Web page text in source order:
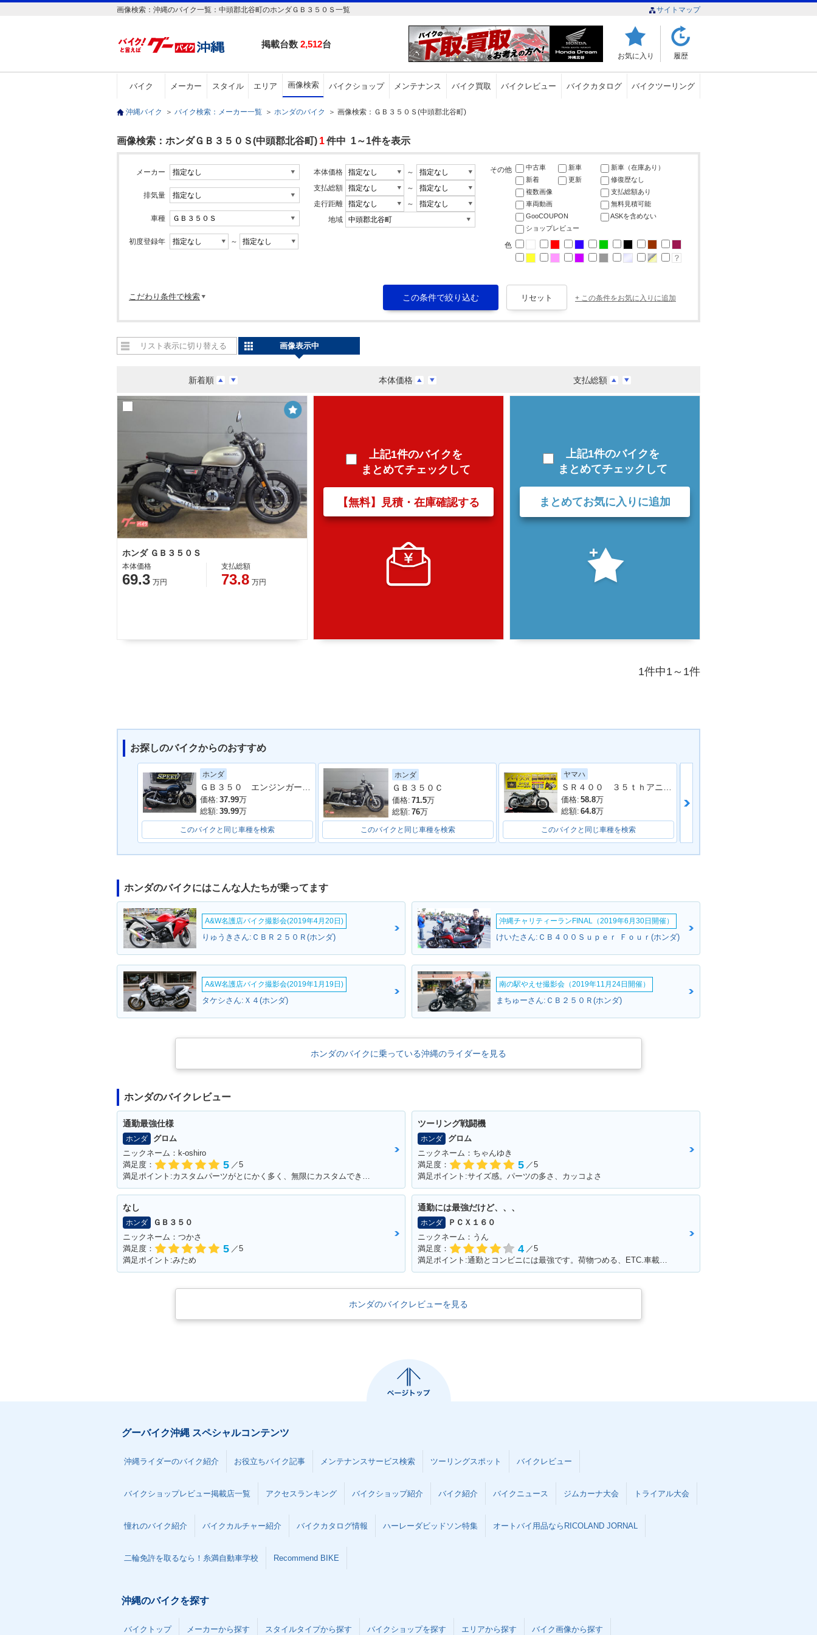
画像検索：沖縄のバイク一覧：中頭郡北谷町のホンダＧＢ３５０Ｓ一覧 サイトマップ
掲載台数 2,512台
お気に入り 履歴
バイク メーカー スタイル エリア 画像検索 バイクショップ メンテナンス バイク買取 バイクレビュー バイクカタログ バイクツーリング
沖縄バイク ＞ バイク検索：メーカー一覧 ＞ ホンダのバイク ＞ 画像検索：ＧＢ３５０Ｓ(中頭郡北谷町)
画像検索：ホンダＧＢ３５０Ｓ(中頭郡北谷町) 1件中 1～1件を表示
メーカー
排気量
車種
初度登録年 ～
本体価格
～
支払総額
～
走行距離
～
地域
その他 中古車 新車
新車（在庫あり）
新着
更新
修復歴なし
複数画像
支払総額あり
車両動画
無料見積可能
GooCOUPON
ASKを含めない
ショップレビュー
色
こだわり条件で検索 + この条件をお気に入りに追加
新着順 本体価格 支払総額
リスト表示に切り替える 画像表示中
ホンダ ＧＢ３５０Ｓ
本体価格
69.3 万円
支払総額
73.8 万円
上記1件のバイクを
まとめてチェックして
【無料】見積・在庫確認する
上記1件のバイクを
まとめてチェックして
まとめてお気に入りに追加
1件中1～1件
お探しのバイクからのおすすめ
ホンダ
ＧＢ３５０ エンジンガード付 車検１１月
価格: 37.99万
総額: 39.99万
このバイクと同じ車種を検索
ホンダ
ＧＢ３５０Ｃ
価格: 71.5万
総額: 76万
このバイクと同じ車種を検索
ヤマハ
ＳＲ４００ ３５ｔｈアニバーサリーＥＤ ２０１３年モデル 社外マフラー フェンダーレス 社外シート 社外フェンダー その他多数
価格: 58.8万
総額: 64.8万
このバイクと同じ車種を検索
ホンダのバイクにはこんな人たちが乗ってます
A&W名護店バイク撮影会(2019年4月20日)
りゅうきさん:ＣＢＲ２５０Ｒ(ホンダ)
沖縄チャリティーランFINAL（2019年6月30日開催）
けいたさん:ＣＢ４００Ｓｕｐｅｒ Ｆｏｕｒ(ホンダ)
A&W名護店バイク撮影会(2019年1月19日)
タケシさん:Ｘ４(ホンダ)
南の駅やえせ撮影会（2019年11月24日開催）
まちゅーさん:ＣＢ２５０Ｒ(ホンダ)
ホンダのバイクに乗っている沖縄のライダーを見る
ホンダのバイクレビュー
通勤最強仕様
ホンダ
グロム
ニックネーム：k-oshiro
満足度：
5 ／5
満足ポイント:カスタムパーツがとにかく多く、無限にカスタムできる。
ツーリング戦闘機
ホンダ
グロム
ニックネーム：ちゃんゆき
満足度：
5 ／5
満足ポイント:サイズ感。パーツの多さ、カッコよさ
なし
ホンダ
ＧＢ３５０
ニックネーム：つかさ
満足度：
5 ／5
満足ポイント:みため
通勤には最強だけど、、、
ホンダ
ＰＣＸ１６０
ニックネーム：うん
満足度：
4 ／5
満足ポイント:通勤とコンビニには最強です。荷物つめる、ETC.車載カメラ、ロングスクリーンでした。平和な日本を肌で感じることできます。 けれど、、、
ホンダのバイクレビューを見る
グーバイク沖縄 スペシャルコンテンツ
沖縄ライダーのバイク紹介 お役立ちバイク記事 メンテナンスサービス検索 ツーリングスポット バイクレビュー
バイクショップレビュー掲載店一覧 アクセスランキング バイクショップ紹介 バイク紹介 バイクニュース ジムカーナ大会 トライアル大会
憧れのバイク紹介 バイクカルチャー紹介 バイクカタログ情報 ハーレーダビッドソン特集 オートバイ用品ならRICOLAND JORNAL
二輪免許を取るなら！糸満自動車学校 Recommend BIKE
沖縄のバイクを探す
バイクトップ メーカーから探す スタイルタイプから探す バイクショップを探す エリアから探す バイク画像から探す